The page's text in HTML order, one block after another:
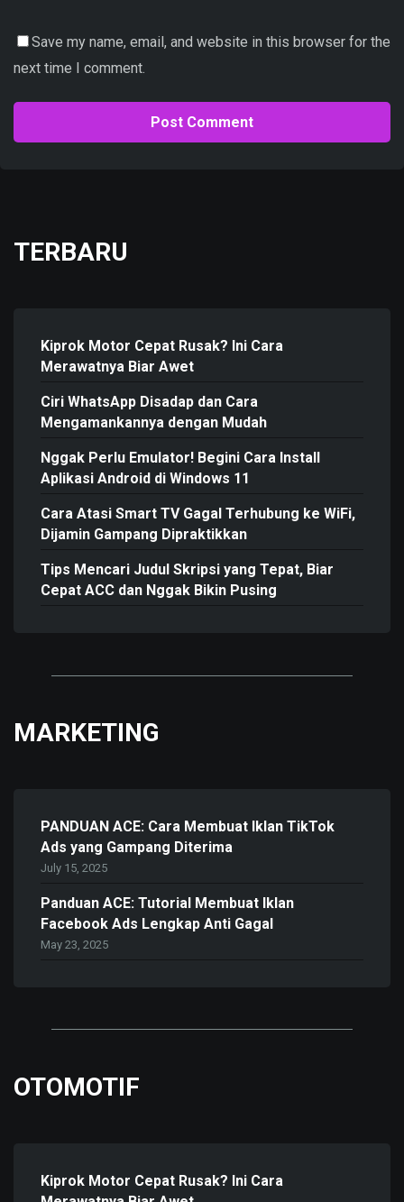
Save my name, email, and website in this browser for the
next time I comment.
TERBARU
Kiprok Motor Cepat Rusak? Ini Cara
Merawatnya Biar Awet
Ciri WhatsApp Disadap dan Cara
Mengamankannya dengan Mudah
Nggak Perlu Emulator! Begini Cara Install
Aplikasi Android di Windows 11
Cara Atasi Smart TV Gagal Terhubung ke WiFi,
Dijamin Gampang Dipraktikkan
Tips Mencari Judul Skripsi yang Tepat, Biar
Cepat ACC dan Nggak Bikin Pusing
MARKETING
PANDUAN ACE: Cara Membuat Iklan TikTok
Ads yang Gampang Diterima
July 15, 2025
Panduan ACE: Tutorial Membuat Iklan
Facebook Ads Lengkap Anti Gagal
May 23, 2025
OTOMOTIF
Kiprok Motor Cepat Rusak? Ini Cara